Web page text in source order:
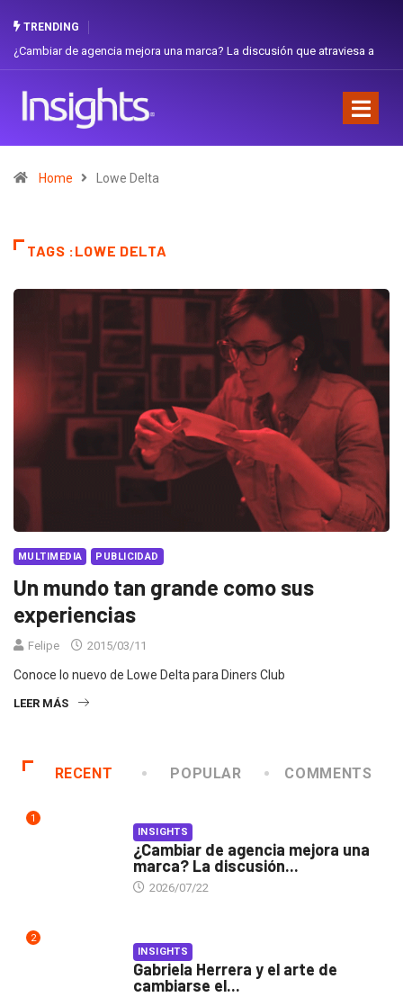
TRENDING
¿Cambiar de agencia mejora una marca? La discusión que atraviesa a
Home Lowe Delta
TAGS :LOWE DELTA
MULTIMEDIA PUBLICIDAD
Un mundo tan grande como sus
experiencias
Felipe 2015/03/11
Conoce lo nuevo de Lowe Delta para Diners Club
LEER MÁS
RECENT POPULAR COMMENTS
1
INSIGHTS
¿Cambiar de agencia mejora una
marca? La discusión...
2026/07/22
2
INSIGHTS
Gabriela Herrera y el arte de
cambiarse el...